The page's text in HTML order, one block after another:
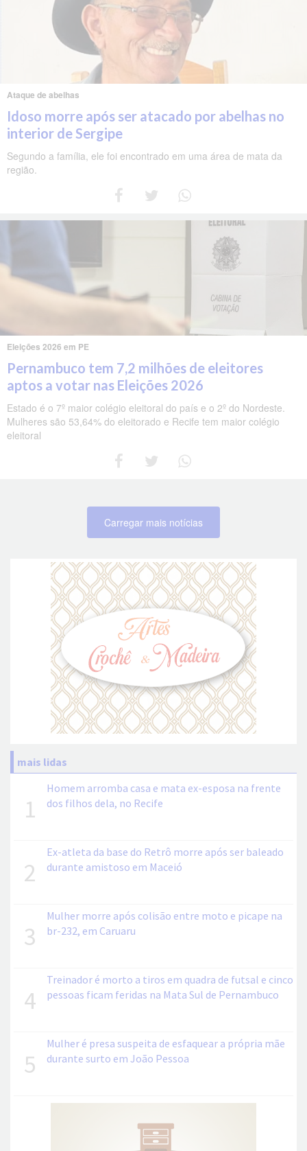
Ataque de abelhas
Idoso morre após ser atacado por abelhas no
interior de Sergipe
Segundo a família, ele foi encontrado em uma área de mata da
região.
Eleições 2026 em PE
Pernambuco tem 7,2 milhões de eleitores
aptos a votar nas Eleições 2026
Estado é o 7º maior colégio eleitoral do país e o 2º do Nordeste.
Mulheres são 53,64% do eleitorado e Recife tem maior colégio
eleitoral
Carregar mais notícias
mais lidas
1
Homem arromba casa e mata ex-esposa na frente
dos filhos dela, no Recife
2
Ex-atleta da base do Retrô morre após ser baleado
durante amistoso em Maceió
3
Mulher morre após colisão entre moto e picape na
br-232, em Caruaru
4
Treinador é morto a tiros em quadra de futsal e cinco
pessoas ficam feridas na Mata Sul de Pernambuco
5
Mulher é presa suspeita de esfaquear a própria mãe
durante surto em João Pessoa